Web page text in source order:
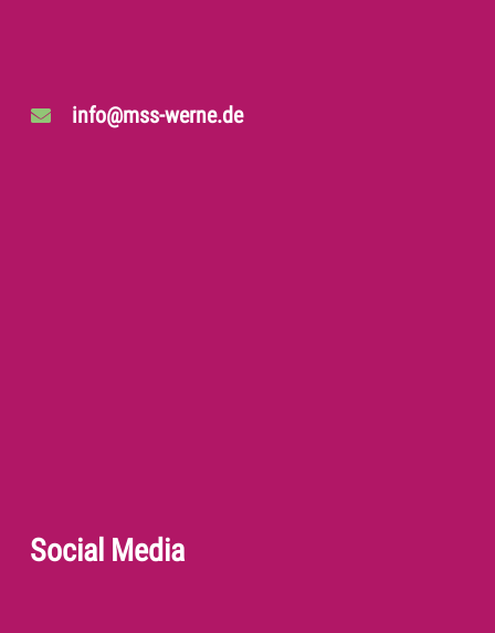
info@mss-werne.de
Social Media